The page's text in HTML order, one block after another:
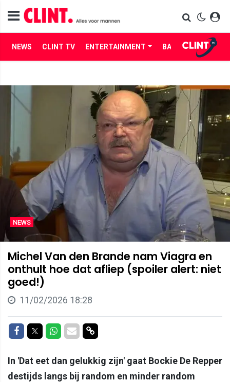
NEWS CLINT TV ENTERTAINMENT BABES LIFE
NEWS
Michel Van den Brande nam Viagra en
onthult hoe dat afliep (spoiler alert: niet
goed!)
11/02/2026 18:28
Delen op Facebook
Delen op Twitter
Delen op Whatsapp
Delen via Mail
Delen via link
In 'Dat eet dan gelukkig zijn' gaat Bockie De Repper
destijds langs bij random en minder random